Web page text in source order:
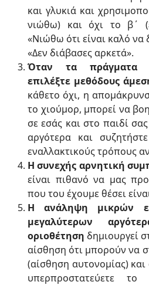
και γλυκιά και
νιώθω) και όχι το β΄
«Νιώθω ότι είναι καλό να
«Δεν διάβασες αρκετά».
Όταν τα πράγματα
επιλέξτε μεθόδους
κάθετο όχι, η
το χιούμορ, μπορεί να
σε εσάς και στο παιδί
αργότερα και
εναλλακτικούς τρόπους
Η συνεχής αρνητική
είναι πιθανό να μας
που του έχουμε θέσει
Η ανάληψη μικρών
μεγαλύτερων
οριοθέτηση δημιουργεί
αίσθηση ότι μπορούν να
(αίσθηση αυτονομίας)
υπερπροστατεύετε